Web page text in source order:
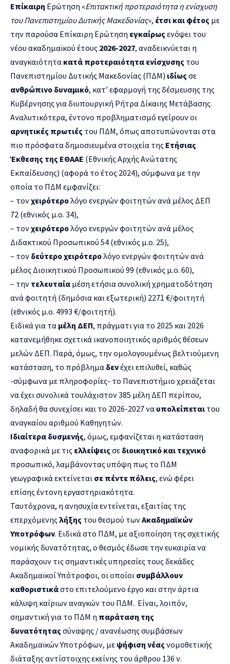
Επίκαιρη Ερώτηση «Επιτακτική προτεραιότητα η ενίσχυση
του Πανεπιστημίου Δυτικής Μακεδονίας», έτσι και φέτος με
την παρούσα Επίκαιρη Ερώτηση εγκαίρως ενόψει του
νέου ακαδημαϊκού έτους 2026-2027, αναδεικνύεται η
αναγκαιότητα κατά προτεραιότητα ενίσχυσης του
Πανεπιστημίου Δυτικής Μακεδονίας (ΠΔΜ) ιδίως σε
ανθρώπινο δυναμικό, κατ’ εφαρμογή της δέσμευσης της
Κυβέρνησης για διυπουργική Ρήτρα Δίκαιης Μετάβασης.
Αναλυτικότερα, έντονο προβληματισμό εγείρουν οι
αρνητικές πρωτιές του ΠΔΜ, όπως αποτυπώνονται στα
πιο πρόσφατα δημοσιευμένα στοιχεία της Ετήσιας
Έκθεσης της ΕΘΑΑΕ (Εθνικής Αρχής Ανώτατης
Εκπαίδευσης) (αφορά το έτος 2024), σύμφωνα με την
οποία το ΠΔΜ εμφανίζει:
– τονχειρότερολόγο ενεργών φοιτητών ανά μέλος ΔΕΠ
72 (εθνικός μ.ο. 34),
– τονχειρότερολόγο ενεργών φοιτητών ανά μέλος
Διδακτικού Προσωπικού 54 (εθνικός μ.ο. 25),
– τον δεύτερο χειρότερολόγο ενεργών φοιτητών ανά
μέλος Διοικητικού Προσωπικού 99 (εθνικός μ.ο. 60),
– την τελευταία μέση ετήσια συνολική χρηματοδότηση
ανά φοιτητή (δημόσια και εξωτερική) 2271 €/φοιτητή
(εθνικός μ.ο. 4993 €/φοιτητή).
Ειδικά για τα μέλη ΔΕΠ, πράγματι για το 2025 και 2026
κατανεμήθηκε σχετικά ικανοποιητικός αριθμός θέσεων
μελών ΔΕΠ. Παρά, όμως, την ομολογουμένως βελτιούμενη
κατάσταση, το πρόβλημα δενέχει επιλυθεί, καθώς
-σύμφωνα με πληροφορίες- το Πανεπιστήμιο χρειάζεται
να έχει συνολικά τουλάχιστον 385 μέλη ΔΕΠ περίπου,
δηλαδή θα συνεχίσει και το 2026-2027 να υπολείπεται του
αναγκαίου αριθμού Καθηγητών.
Ιδιαίτερα δυσμενής, όμως, εμφανίζεται η κατάσταση
αναφορικά με τις ελλείψεις σε διοικητικό και τεχνικό
προσωπικό, λαμβάνοντας υπόψη πως το ΠΔΜ
γεωγραφικά εκτείνεται σε πέντε πόλεις, ενώ φέρει
επίσης έντονη εργαστηριακότητα.
Ταυτόχρονα, η ανησυχία εντείνεται, εξαιτίας της
επερχόμενηςλήξης του θεσμού τωνΑκαδημαϊκών
Υποτρόφων. Ειδικά στο ΠΔΜ, με αξιοποίηση της σχετικής
νομικής δυνατότητας, ο θεσμός έδωσε την ευκαιρία να
παράσχουν τις σημαντικές υπηρεσίες τους δεκάδες
Ακαδημαϊκοί Υπότροφοι, οι οποίοι συμβάλλουν
καθοριστικάστο επιτελούμενο έργο και στην άρτια
κάλυψη καίριων αναγκών του ΠΔΜ. Είναι, λοιπόν,
σημαντική για το ΠΔΜ η παράταση της
δυνατότητας σύναψης / ανανέωσης συμβάσεων
Ακαδημαϊκών Υποτρόφων, με ψήφιση νέας νομοθετικής
διάταξης αντίστοιχης εκείνης του άρθρου 136 ν.